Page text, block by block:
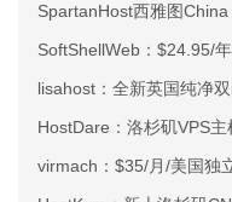
SpartanHost西雅图
SoftShellWeb：$24.95/
lisahost：全新英国纯净
HostDare：洛杉矶VPS
virmach：$35/月/美国独